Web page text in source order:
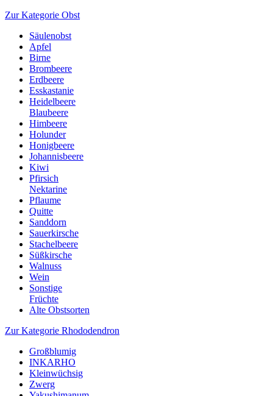
Zur Kategorie Obst
Säulenobst
Apfel
Birne
Brombeere
Erdbeere
Esskastanie
Heidelbeere
Blaubeere
Himbeere
Holunder
Honigbeere
Johannisbeere
Kiwi
Pfirsich
Nektarine
Pflaume
Quitte
Sanddorn
Sauerkirsche
Stachelbeere
Süßkirsche
Walnuss
Wein
Sonstige
Früchte
Alte Obstsorten
Zur Kategorie Rhododendron
Großblumig
INKARHO
Kleinwüchsig
Zwerg